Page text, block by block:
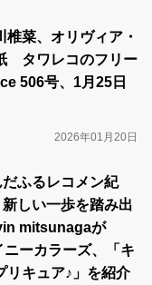
椎菜、オリヴィア・
タワレコのフリー
506号、1月25日
2026年01月20日
だふるレコメン紀
しい一歩を踏み出
mitsunagaが
ーカラーズ、「キ
リキュア♪」を紹介